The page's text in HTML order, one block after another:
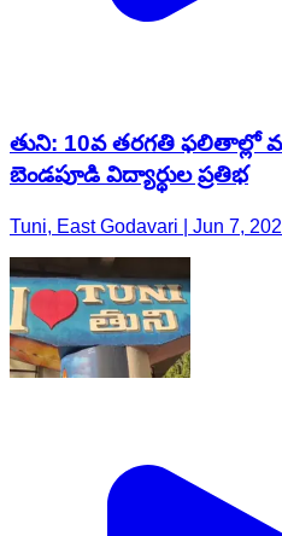
తుని: 10వ తరగతి ఫలితాల్లో
బెండపూడి విద్యార్థుల ప్రతిభ
Tuni, East Godavari | Jun 7,